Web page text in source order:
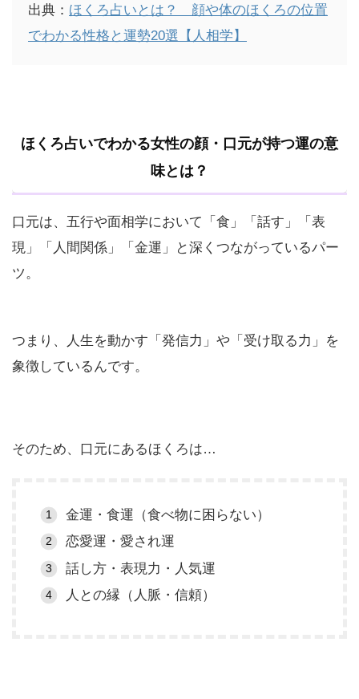
出典： ほくろ占いとは？ 顔や体のほくろの位置
でわかる性格と運勢20選【人相学】
ほくろ占いでわかる女性の顔・口元が持つ運の意
味とは？
口元は、五行や面相学において「食」「話す」「表
現」「人間関係」「金運」と深くつながっているパー
ツ。
つまり、人生を動かす「発信力」や「受け取る力」を
象徴しているんです。
そのため、口元にあるほくろは…
金運・食運（食べ物に困らない）
恋愛運・愛され運
話し方・表現力・人気運
人との縁（人脈・信頼）